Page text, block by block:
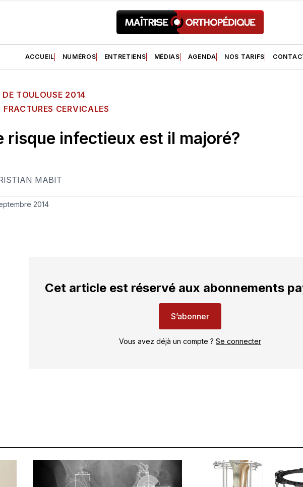
ACCUEIL NUMÉROS ENTRETIENS MÉDIAS AGENDA NOS TARIFS
DE TOULOUSE 2014
FRACTURES CERVICALES
risque infectieux est il majoré?
MABIT
2014
Cet article est réservé aux abonnements
S’abonner
Vous avez déjà un compte ? Se connecter